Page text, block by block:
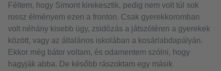
Féltem, hogy Simont kirekesztik, pedig nem volt túl sok
rossz élményem ezen a fronton. Csak gyerekkoromban
volt néhány kisebb ügy, zsidózás a játszótéren a gyerekek
között, vagy az általános iskolában a kosárlabdapályán.
Ekkor még bátor voltam, és odamentem szólni, hogy
hagyják abba. De később rászoktam egy másik